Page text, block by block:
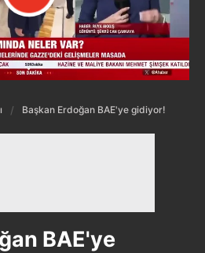
Başkan Erdoğan BAE'ye gidiyor!
BAE'ye